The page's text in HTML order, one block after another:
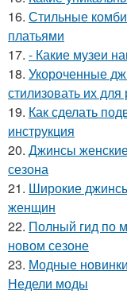
16. Стильные
платьями
17. - Какие музеи
18. Укороченные
стилизовать их
19. Как сделать
инструкция
20. Джинсы
сезона
21. Широкие
женщин
22. Полный гид по
новом сезоне
23. Модные
Недели моды